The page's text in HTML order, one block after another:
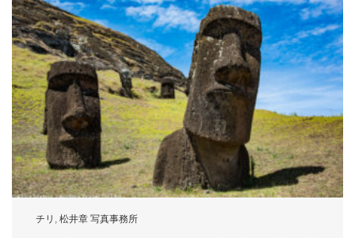
チリ , 松井章 写真事務所